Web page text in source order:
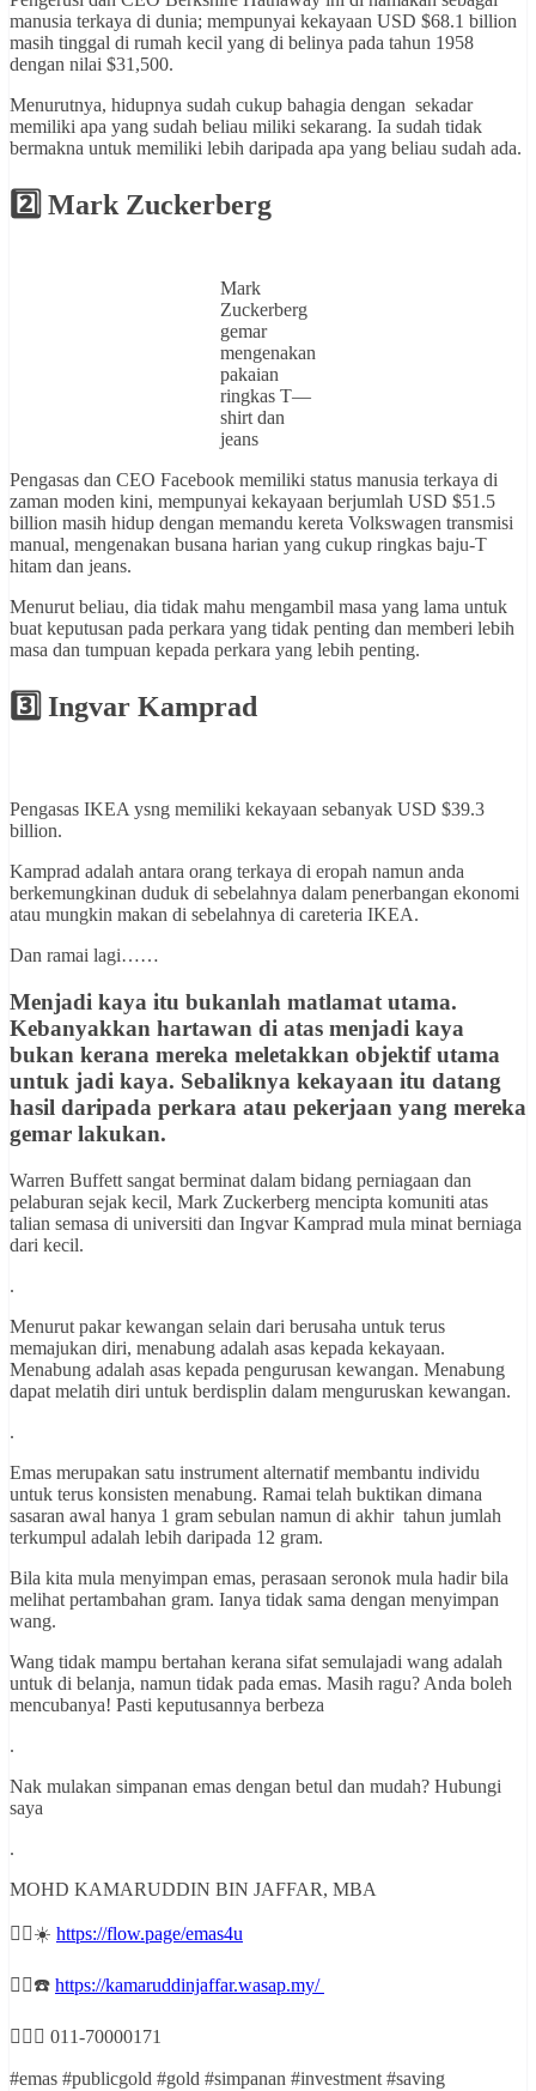
manusia terkaya di dunia; mempunyai kekayaan USD $68.1 billion
masih tinggal di rumah kecil yang di belinya pada tahun 1958
dengan nilai $31,500.
Menurutnya, hidupnya sudah cukup bahagia dengan sekadar
memiliki apa yang sudah beliau miliki sekarang. Ia sudah tidak
bermakna untuk memiliki lebih daripada apa yang beliau sudah ada.
2️⃣ Mark Zuckerberg
Mark
Zuckerberg
gemar
mengenakan
pakaian
ringkas T—
shirt dan
jeans
Pengasas dan CEO Facebook memiliki status manusia terkaya di
zaman moden kini, mempunyai kekayaan berjumlah USD $51.5
billion masih hidup dengan memandu kereta Volkswagen transmisi
manual, mengenakan busana harian yang cukup ringkas baju-T
hitam dan jeans.
Menurut beliau, dia tidak mahu mengambil masa yang lama untuk
buat keputusan pada perkara yang tidak penting dan memberi lebih
masa dan tumpuan kepada perkara yang lebih penting.
3️⃣ Ingvar Kamprad
Pengasas IKEA ysng memiliki kekayaan sebanyak USD $39.3
billion.
Kamprad adalah antara orang terkaya di eropah namun anda
berkemungkinan duduk di sebelahnya dalam penerbangan ekonomi
atau mungkin makan di sebelahnya di careteria IKEA.
Dan ramai lagi……
Menjadi kaya itu bukanlah matlamat utama.
Kebanyakkan hartawan di atas menjadi kaya
bukan kerana mereka meletakkan objektif utama
untuk jadi kaya. Sebaliknya kekayaan itu datang
hasil daripada perkara atau pekerjaan yang mereka
gemar lakukan.
Warren Buffett sangat berminat dalam bidang perniagaan dan
pelaburan sejak kecil, Mark Zuckerberg mencipta komuniti atas
talian semasa di universiti dan Ingvar Kamprad mula minat berniaga
dari kecil.
.
Menurut pakar kewangan selain dari berusaha untuk terus
memajukan diri, menabung adalah asas kepada kekayaan.
Menabung adalah asas kepada pengurusan kewangan. Menabung
dapat melatih diri untuk berdisplin dalam menguruskan kewangan.
.
Emas merupakan satu instrument alternatif membantu individu
untuk terus konsisten menabung. Ramai telah buktikan dimana
sasaran awal hanya 1 gram sebulan namun di akhir tahun jumlah
terkumpul adalah lebih daripada 12 gram.
Bila kita mula menyimpan emas, perasaan seronok mula hadir bila
melihat pertambahan gram. Ianya tidak sama dengan menyimpan
wang.
Wang tidak mampu bertahan kerana sifat semulajadi wang adalah
untuk di belanja, namun tidak pada emas. Masih ragu? Anda boleh
mencubanya! Pasti keputusannya berbeza
.
Nak mulakan simpanan emas dengan betul dan mudah? Hubungi
saya
.
MOHD KAMARUDDIN BIN JAFFAR, MBA
👉🏻☀️ https://flow.page/emas4u
👉🏻☎️ https://kamaruddinjaffar.wasap.my/
👉🏻📞 011-70000171
#emas #publicgold #gold #simpanan #investment #saving